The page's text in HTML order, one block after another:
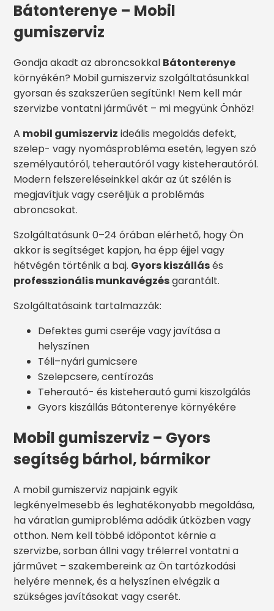
Bátonterenye – Mobil
gumiszerviz
Gondja akadt az abroncsokkal Bátonterenye
környékén? Mobil gumiszerviz szolgáltatásunkkal
gyorsan és szakszerűen segítünk! Nem kell már
szervizbe vontatni járművét – mi megyünk Önhöz!
A mobil gumiszerviz ideális megoldás defekt,
szelep- vagy nyomásprobléma esetén, legyen szó
személyautóról, teherautóról vagy kisteherautóról.
Modern felszereléseinkkel akár az út szélén is
megjavítjuk vagy cseréljük a problémás
abroncsokat.
Szolgáltatásunk 0–24 órában elérhető, hogy Ön
akkor is segítséget kapjon, ha épp éjjel vagy
hétvégén történik a baj. Gyors kiszállásés
professzionális munkavégzésgarantált.
Szolgáltatásaink tartalmazzák:
Defektes gumi cseréje vagy javítása a
helyszínen
Téli–nyári gumicsere
Szelepcsere, centírozás
Teherautó- és kisteherautó gumi kiszolgálás
Gyors kiszállás Bátonterenye környékére
Mobil gumiszerviz – Gyors
segítség bárhol, bármikor
A mobil gumiszerviz napjaink egyik
legkényelmesebb és leghatékonyabb megoldása,
ha váratlan gumiprobléma adódik útközben vagy
otthon. Nem kell többé időpontot kérnie a
szervizbe, sorban állni vagy trélerrel vontatni a
járművet – szakembereink az Ön tartózkodási
helyére mennek, és a helyszínen elvégzik a
szükséges javításokat vagy cserét.